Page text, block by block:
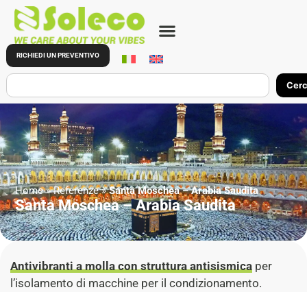
RICHIEDI UN PREVENTIVO
Home»Referenze»Santa Moschea – Arabia Saudita
Santa Moschea – Arabia Saudita
Antivibranti a molla con struttura antisismica per
l’isolamento di macchine per il condizionamento.